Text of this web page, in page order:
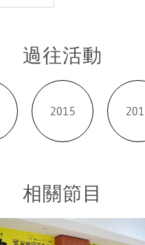
過往活動
2015
相關節目